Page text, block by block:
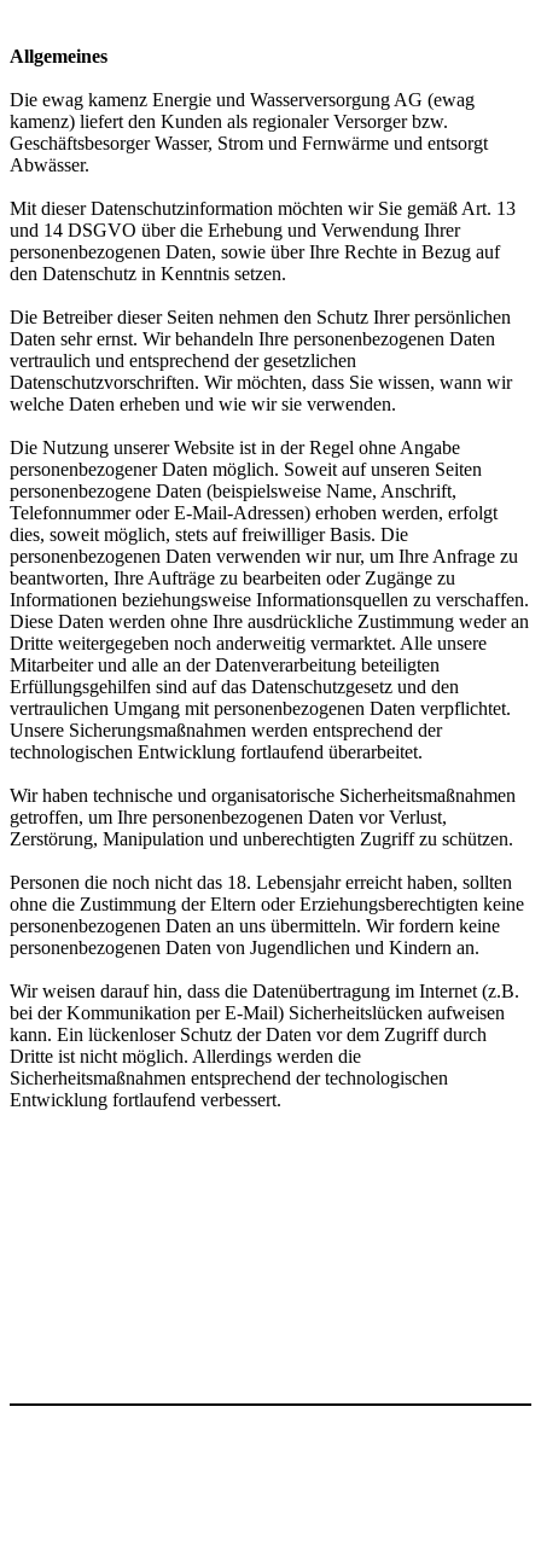
Allgemeines
Die ewag kamenz Energie und Wasserversorgung AG (ewag
kamenz) liefert den Kunden als regionaler Versorger bzw.
Geschäftsbesorger Wasser, Strom und Fernwärme und entsorgt
Abwässer.
Mit dieser Datenschutzinformation möchten wir Sie gemäß Art. 13
und 14 DSGVO über die Erhebung und Verwendung Ihrer
personenbezogenen Daten, sowie über Ihre Rechte in Bezug auf
den Datenschutz in Kenntnis setzen.
Die Betreiber dieser Seiten nehmen den Schutz Ihrer persönlichen
Daten sehr ernst. Wir behandeln Ihre personenbezogenen Daten
vertraulich und entsprechend der gesetzlichen
Datenschutzvorschriften. Wir möchten, dass Sie wissen, wann wir
welche Daten erheben und wie wir sie verwenden.
Die Nutzung unserer Website ist in der Regel ohne Angabe
personenbezogener Daten möglich. Soweit auf unseren Seiten
personenbezogene Daten (beispielsweise Name, Anschrift,
Telefonnummer oder E-Mail-Adressen) erhoben werden, erfolgt
dies, soweit möglich, stets auf freiwilliger Basis. Die
personenbezogenen Daten verwenden wir nur, um Ihre Anfrage zu
beantworten, Ihre Aufträge zu bearbeiten oder Zugänge zu
Informationen beziehungsweise Informationsquellen zu verschaffen.
Diese Daten werden ohne Ihre ausdrückliche Zustimmung weder an
Dritte weitergegeben noch anderweitig vermarktet. Alle unsere
Mitarbeiter und alle an der Datenverarbeitung beteiligten
Erfüllungsgehilfen sind auf das Datenschutzgesetz und den
vertraulichen Umgang mit personenbezogenen Daten verpflichtet.
Unsere Sicherungsmaßnahmen werden entsprechend der
technologischen Entwicklung fortlaufend überarbeitet.
Wir haben technische und organisatorische Sicherheitsmaßnahmen
getroffen, um Ihre personenbezogenen Daten vor Verlust,
Zerstörung, Manipulation und unberechtigten Zugriff zu schützen.
Personen die noch nicht das 18. Lebensjahr erreicht haben, sollten
ohne die Zustimmung der Eltern oder Erziehungsberechtigten keine
personenbezogenen Daten an uns übermitteln. Wir fordern keine
personenbezogenen Daten von Jugendlichen und Kindern an.
Wir weisen darauf hin, dass die Datenübertragung im Internet (z.B.
bei der Kommunikation per E-Mail) Sicherheitslücken aufweisen
kann. Ein lückenloser Schutz der Daten vor dem Zugriff durch
Dritte ist nicht möglich. Allerdings werden die
Sicherheitsmaßnahmen entsprechend der technologischen
Entwicklung fortlaufend verbessert.